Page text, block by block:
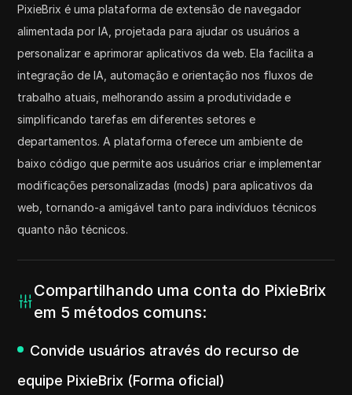
PixieBrix é uma plataforma de extensão de navegador
alimentada por IA, projetada para ajudar os usuários a
personalizar e aprimorar aplicativos da web. Ela facilita a
integração de IA, automação e orientação nos fluxos de
trabalho atuais, melhorando assim a produtividade e
simplificando tarefas em diferentes setores e
departamentos. A plataforma oferece um ambiente de
baixo código que permite aos usuários criar e implementar
modificações personalizadas (mods) para aplicativos da
web, tornando-a amigável tanto para indivíduos técnicos
quanto não técnicos.
Compartilhando uma conta do PixieBrix
em 5 métodos comuns:
Convide usuários através do recurso de
equipe PixieBrix (Forma oficial)